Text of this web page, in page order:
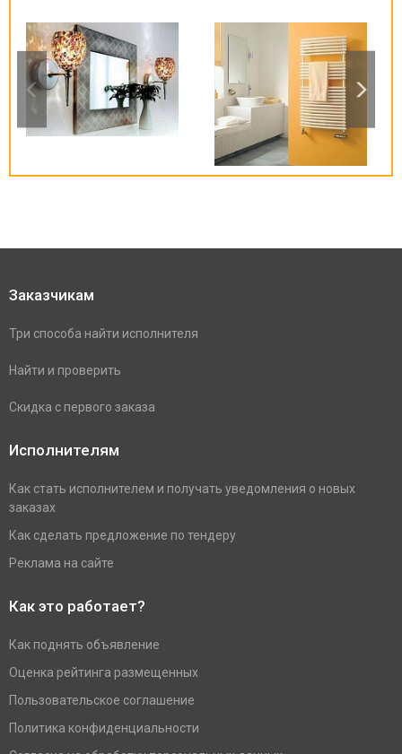
Заказчикам
Три способа найти исполнителя
Найти и проверить
Скидка с первого заказа
Исполнителям
Как стать исполнителем и получать уведомления о новых
заказах
Как сделать предложение по тендеру
Реклама на сайте
Как это работает?
Как поднять объявление
Оценка рейтинга размещенных
Пользовательское соглашение
Политика конфиденциальности